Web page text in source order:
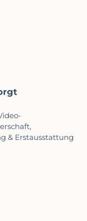
& Erstausstattung